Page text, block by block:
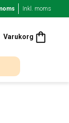
Inkl. moms
Varukorg